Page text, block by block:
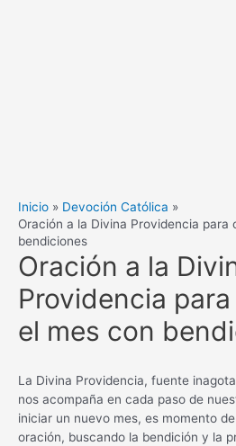
Inicio
Devoción Católica
Oración a la Divina Providencia para
bendiciones
Oración a la
Providencia
el mes con
La Divina Providencia, fuente
nos acompaña en cada paso de
iniciar un nuevo mes, es momento
oración, buscando la bendición y la